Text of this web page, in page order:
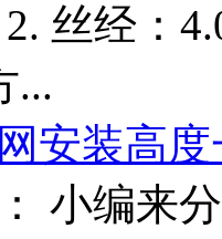
丝经：
...
安装高
小编来